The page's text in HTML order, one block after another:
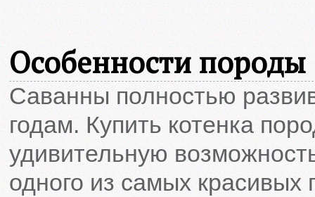
Особенности породы
Саванны полностью
годам. Купить котенка
удивительную
одного из самых красивых